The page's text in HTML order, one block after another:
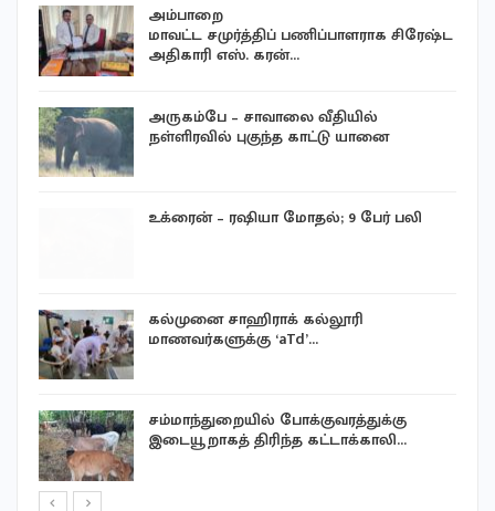
அம்பாறை
மாவட்ட சமுர்த்திப் பணிப்பாளராக சிரேஷ்ட
அதிகாரி எஸ். கரன்…
அருகம்பே – சாவாலை வீதியில்
நள்ளிரவில் புகுந்த காட்டு யானை
உக்ரைன் – ரஷியா மோதல்; 9 பேர் பலி
கல்முனை சாஹிராக் கல்லூரி
மாணவர்களுக்கு ‘aTd’…
சம்மாந்துறையில் போக்குவரத்துக்கு
இடையூறாகத் திரிந்த கட்டாக்காலி…